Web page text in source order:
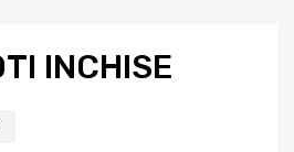
INCHISE